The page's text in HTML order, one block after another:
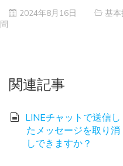
2024年8月16日 基
問
関連記事
LINEチャットで送信し
たメッセージを取り消
しできますか？